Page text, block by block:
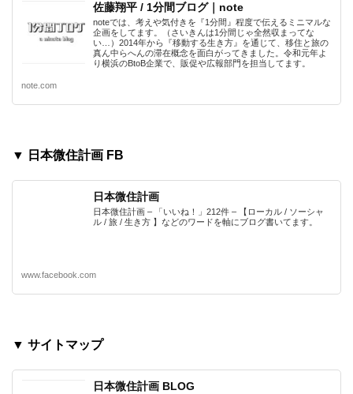
佐藤翔平 / 1分間ブログ｜note
noteでは、考えや気付きを『1分間』程度で伝えるミニマルな
企画をしてます。（さいきんは1分間じゃ全然収まってな
い…）2014年から『移動する生き方』を通じて、移住と旅の
真ん中らへんの滞在概念を面白がってきました。令和元年よ
り横浜のBtoB企業で、販促や広報部門を担当してます。
note.com
▼ 日本微住計画 FB
日本微住計画
日本微住計画 – 「いいね！」212件 – 【ローカル / ソーシャ
ル / 旅 / 生き方 】などのワードを軸にブログ書いてます。
www.facebook.com
▼ サイトマップ
日本微住計画 BLOG